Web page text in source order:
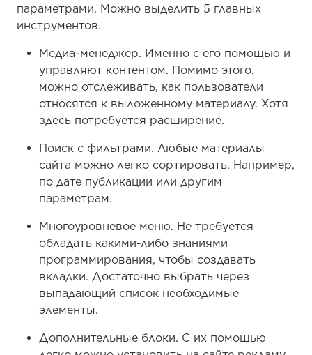
параметрами. Можно выделить 5 главных
инструментов.
Медиа-менеджер. Именно с его помощью и
управляют контентом. Помимо этого,
можно отслеживать, как пользователи
относятся к выложенному материалу. Хотя
здесь потребуется расширение.
Поиск с фильтрами. Любые материалы
сайта можно легко сортировать. Например,
по дате публикации или другим
параметрам.
Многоуровневое меню. Не требуется
обладать какими-либо знаниями
программирования, чтобы создавать
вкладки. Достаточно выбрать через
выпадающий список необходимые
элементы.
Дополнительные блоки. С их помощью